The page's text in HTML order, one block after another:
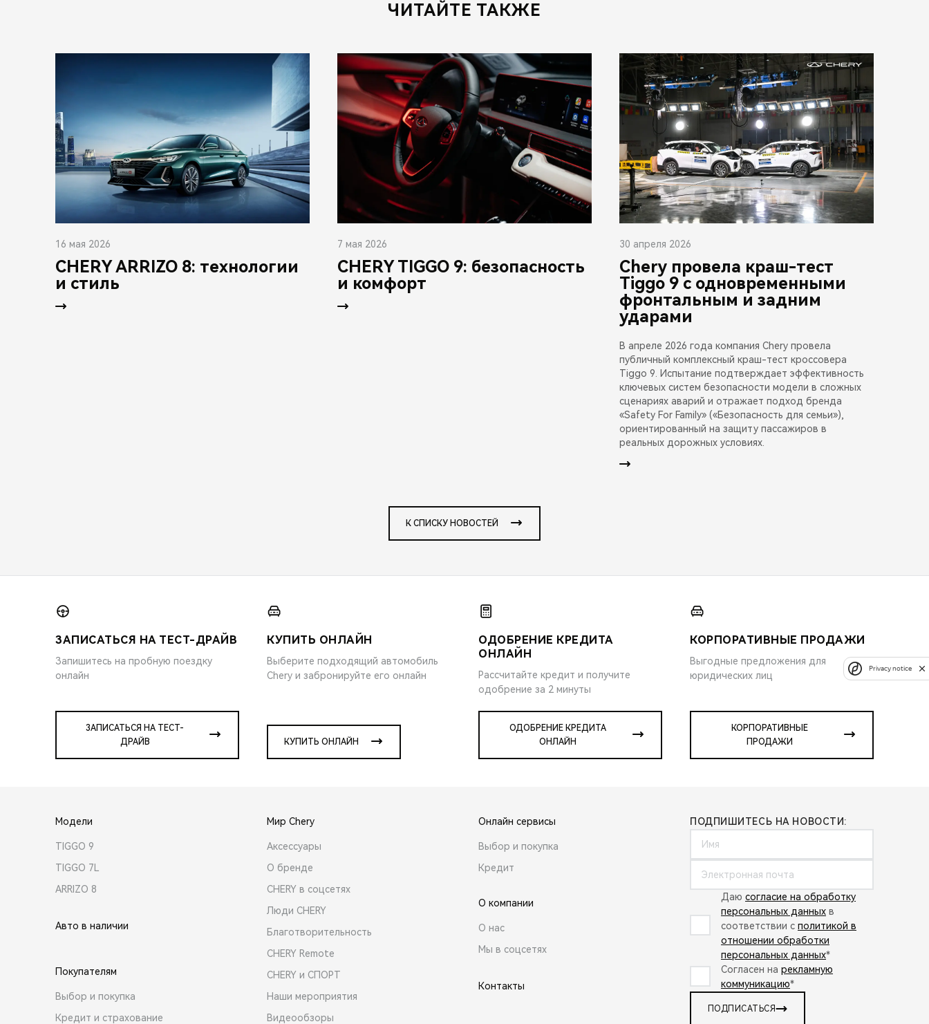
ЧИТАЙТЕ ТАКЖЕ
16 мая 2026
CHERY ARRIZO 8: технологии
и стиль
7 мая 2026
CHERY TIGGO 9: безопасность
и комфорт
30 апреля 2026
Chery провела краш-тест
Tiggo 9 с одновременными
фронтальным и задним
ударами
В апреле 2026 года компания Chery провела
публичный комплексный краш-тест кроссовера
Tiggo 9. Испытание подтверждает эффективность
ключевых систем безопасности модели в сложных
сценариях аварий и отражает подход бренда
«Safety For Family» («Безопасность для семьи»),
ориентированный на защиту пассажиров в
реальных дорожных условиях.
К СПИСКУ НОВОСТЕЙ
ЗАПИСАТЬСЯ НА ТЕСТ-ДРАЙВ
Запишитесь на пробную поездку
онлайн
ЗАПИСАТЬСЯ НА ТЕСТ-
ДРАЙВ
КУПИТЬ ОНЛАЙН
Выберите подходящий автомобиль
Chery и забронируйте его онлайн
КУПИТЬ ОНЛАЙН
ОДОБРЕНИЕ КРЕДИТА
ОНЛАЙН
Рассчитайте кредит и получите
одобрение за 2 минуты
ОДОБРЕНИЕ КРЕДИТА
ОНЛАЙН
КОРПОРАТИВНЫЕ ПРОДАЖИ
Выгодные предложения для
юридических лиц
КОРПОРАТИВНЫЕ
ПРОДАЖИ
Модели
TIGGO 9
TIGGO 7L
ARRIZO 8
Авто в наличии
Покупателям
Выбор и покупка
Кредит и страхование
Мир Chery
Аксессуары
О бренде
CHERY в соцсетях
Люди CHERY
Благотворительность
CHERY Remote
CHERY и СПОРТ
Наши мероприятия
Видеообзоры
Онлайн сервисы
Выбор и покупка
Кредит
О компании
О нас
Мы в соцсетях
Контакты
ПОДПИШИТЕСЬ НА НОВОСТИ:
Даю согласие на обработку
персональных данных в
соответствии с политикой в
отношении обработки
персональных данных*
Согласен на рекламную
коммуникацию*
ПОДПИСАТЬСЯ
Privacy notice